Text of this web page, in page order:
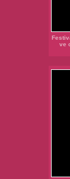
ve